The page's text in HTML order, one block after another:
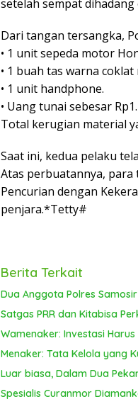
setelah sempat
Dari tangan tersangka,
• 1 unit sepeda motor
• 1 buah tas warna
• 1 unit handphone.
• Uang tunai sebesar
Total kerugian material
Saat ini, kedua pelaku
Atas perbuatannya, para
Pencurian dengan
penjara.*Tetty#
Berita Terkait
Dua Anggota Polres
Satgas PRR dan Kitabisa
Wamenaker: Investasi
Menaker: Tata Kelola yang
Luar biasa, Dalam Dua
Spesialis Curanmor